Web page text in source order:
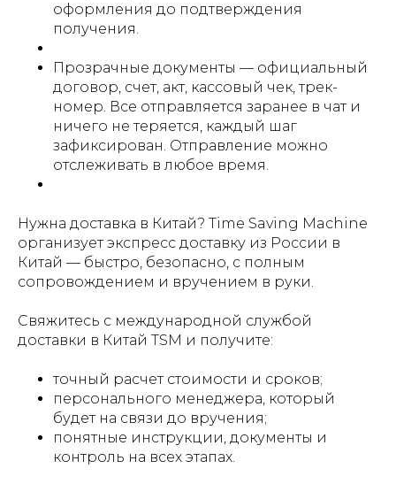
оформления до подтверждения
получения.
Прозрачные документы — официальный
договор, счет, акт, кассовый чек, трек-
номер. Все отправляется заранее в чат и
ничего не теряется, каждый шаг
зафиксирован. Отправление можно
отслеживать в любое время.
Нужна доставка в Китай? Time Saving Machine
организует экспресс доставку из России в
Китай — быстро, безопасно, с полным
сопровождением и вручением в руки.
Свяжитесь с международной службой
доставки в Китай TSM и получите:
точный расчет стоимости и сроков;
персонального менеджера, который
будет на связи до вручения;
понятные инструкции, документы и
контроль на всех этапах.